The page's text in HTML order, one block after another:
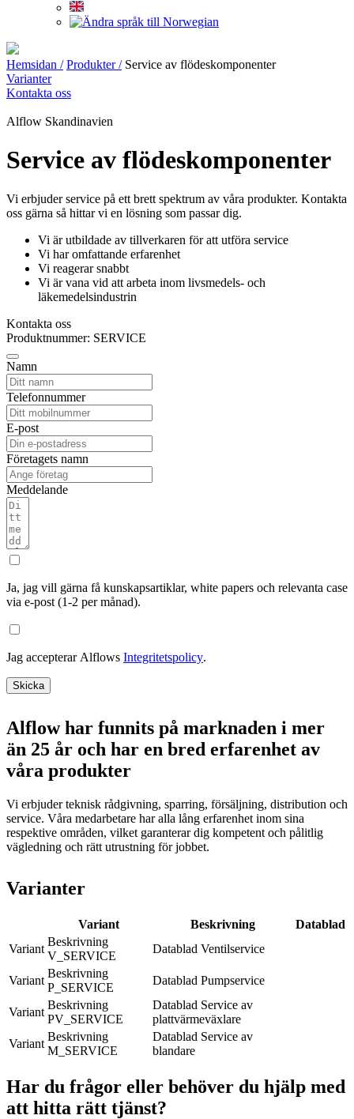
Hemsidan / Produkter / Service av flödeskomponenter
Varianter
Kontakta oss
Alflow Skandinavien
Service av flödeskomponenter
Vi erbjuder service på ett brett spektrum av våra produkter. Kontakta
oss gärna så hittar vi en lösning som passar dig.
Vi är utbildade av tillverkaren för att utföra service
Vi har omfattande erfarenhet
Vi reagerar snabbt
Vi är vana vid att arbeta inom livsmedels- och
läkemedelsindustrin
Kontakta oss
Produktnummer: SERVICE
Namn
Telefonnummer
E-post
Företagets namn
Meddelande
Ja, jag vill gärna få kunskapsartiklar, white papers och relevanta case
via e-post (1-2 per månad).
Jag accepterar Alflows Integritetspolicy.
Skicka
Alflow har funnits på marknaden i mer
än 25 år och har en bred erfarenhet av
våra produkter
Vi erbjuder teknisk rådgivning, sparring, försäljning, distribution och
service. Våra medarbetare har alla lång erfarenhet inom sina
respektive områden, vilket garanterar dig kompetent och pålitlig
vägledning och rätt utrustning för jobbet.
Varianter
Variant Beskrivning Datablad
V_SERVICE
Ventilservice
P_SERVICE
Pumpservice
PV_SERVICE
Service av
plattvärmeväxlare
M_SERVICE
Service av
blandare
Har du frågor eller behöver du hjälp med
att hitta rätt tjänst?